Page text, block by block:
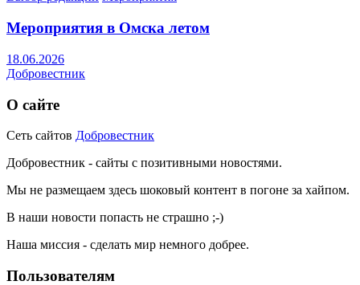
Мероприятия в Омска летом
18.06.2026
Добровестник
О сайте
Сеть сайтов Добровестник
Добровестник - сайты с позитивными новостями.
Мы не размещаем здесь шоковый контент в погоне за хайпом.
В наши новости попасть не страшно ;-)
Наша миссия - сделать мир немного добрее.
Пользователям